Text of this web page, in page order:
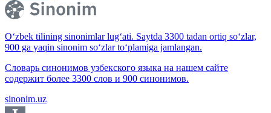
O‘zbek tilining sinonimlar lug‘ati. Saytda 3300 tadan ortiq so‘zlar,
900 ga yaqin sinonim so‘zlar to‘plamiga jamlangan.
Словарь синонимов узбекского языка на нашем сайте
содержит более 3300 слов и 900 синонимов.
sinonim.uz